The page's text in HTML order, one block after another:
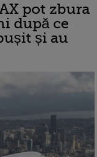
pot zbura
după ce
și au